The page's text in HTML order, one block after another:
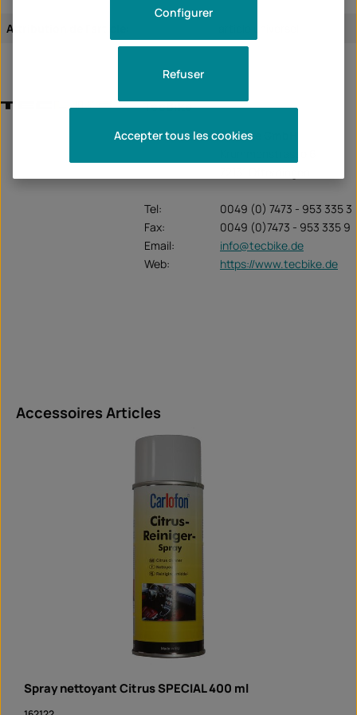
Attribution de l'article:
TecBike
Unternehmen:TecBike GmbH
Tel:
0049 (0) 7473 - 953 335 3
Fax:
0049 (0)7473 - 953 335 9
Email:
info@tecbike.de
Web:
https://www.tecbike.de
Ignorer la galerie de produits
Accessoires Articles
Spray nettoyant Citrus SPECIAL 400 ml
Refuser
Configurer
Accepter tous les cookies